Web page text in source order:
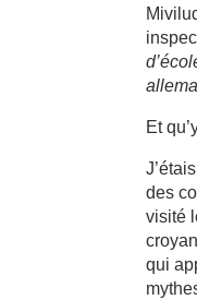
Et
des
visité
qui